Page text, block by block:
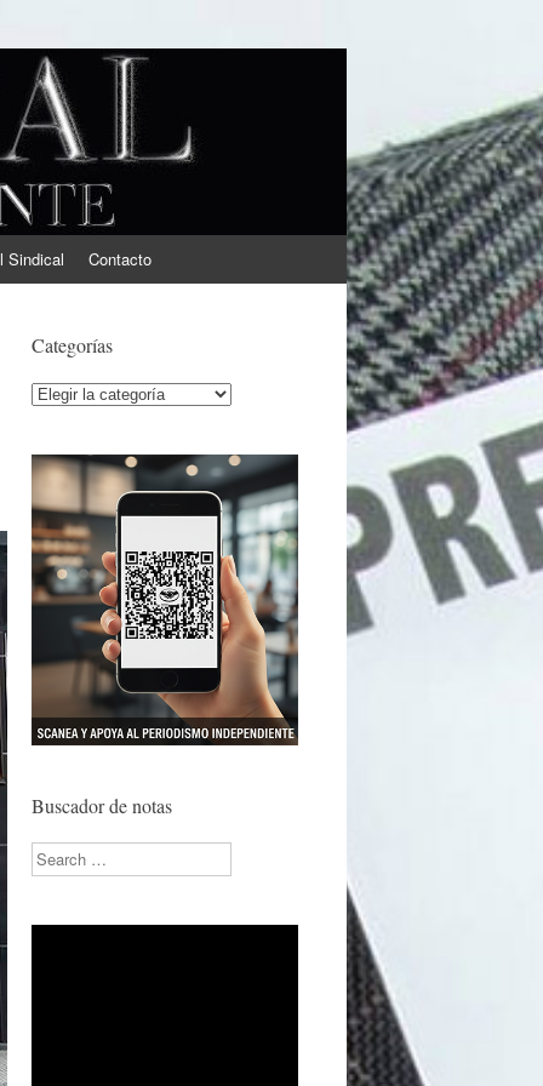
Sindical Contacto
Categorías
Categorías
Buscador de notas
Search